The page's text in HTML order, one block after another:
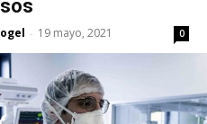
- 19 mayo, 2021 0